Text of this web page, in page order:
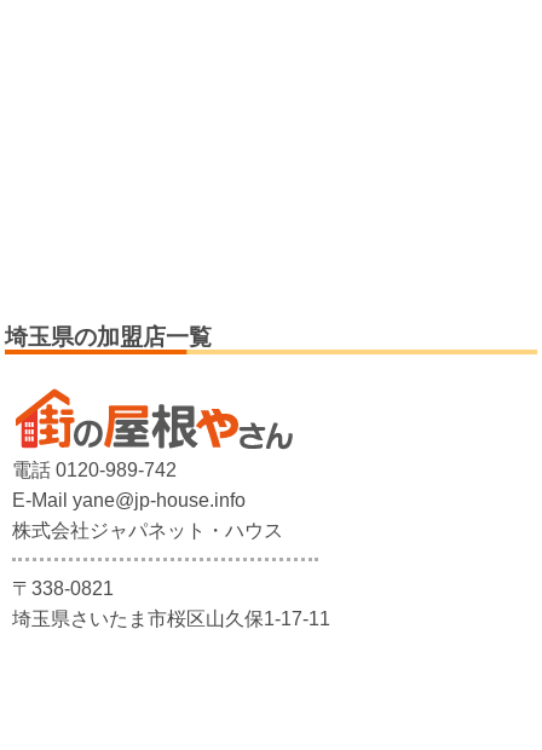
埼玉県の加盟店一覧
電話 0120-989-742
E-Mail yane@jp-house.info
株式会社ジャパネット・ハウス
〒338-0821
埼玉県さいたま市桜区山久保1-17-11